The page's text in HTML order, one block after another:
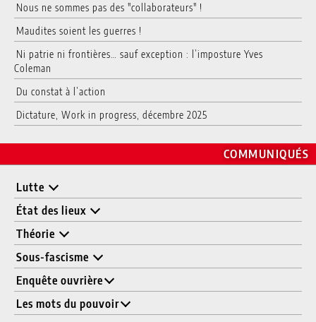
Nous ne sommes pas des "collaborateurs" !
Maudites soient les guerres !
Ni patrie ni frontières… sauf exception : l’imposture Yves
Coleman
Du constat à l’action
Dictature, Work in progress, décembre 2025
COMMUNIQUÉS
Lutte
État des lieux
Théorie
Sous-fascisme
Enquête ouvrière
Les mots du pouvoir